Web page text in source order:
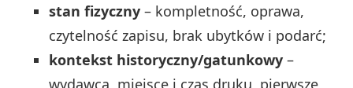
stan fizyczny – kompletność, oprawa,
czytelność zapisu, brak ubytków i podarć;
kontekst historyczny/gatunkowy –
wydawca, miejsce i czas druku, pierwsze